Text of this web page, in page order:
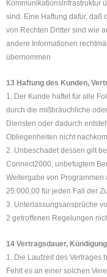
Kommunikationslnfrastruktur
sind. Eine Haftung dafür, daß
von Rechten Dritter sind wie
andere Informationen
übernommen
13 Haftung des Kunden,
1. Der Kunde haftet für alle
durch die mißbräuchliche
Diensten oder dadurch
Obliegenheiten nicht
2. Unbeschadet dessen gilt
Connect2000, unbefugtem
Weitergabe von Programmen
25.000,00 für jeden Fall der
3. Unterlassungsansprüche
2 getroffenen Regelungen
14 Vertragsdauer, Kündigung
1. Die Laufzeit des Vertrages
Fehlt es an einer solchen